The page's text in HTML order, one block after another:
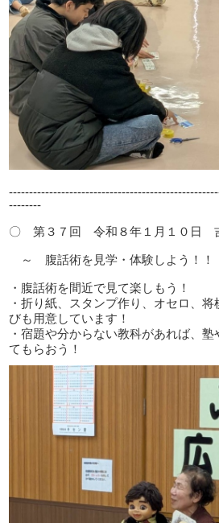
--------
〇 第３７回 令和８年１月１０日
～ 腹話術を見学・体験しよう！
・腹話術を間近で見て楽しもう！
・折り紙、スタンプ作り、オセロ、
びも用意しています！
・宿題や分からない教科があれば、塾
てもらおう！